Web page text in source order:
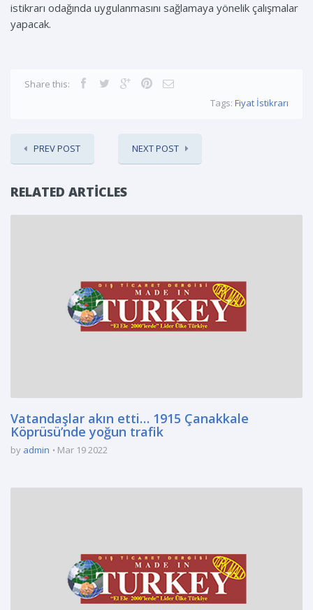
istikrarı odağında uygulanmasını sağlamaya yönelik çalışmalar
yapacak.
Share this:
Tags: Fiyat İstikrarı
PREV POST NEXT POST
RELATED ARTICLES
Vatandaşlar akın etti… 1915 Çanakkale
Köprüsü’nde yoğun trafik
by admin Mar 19 2022